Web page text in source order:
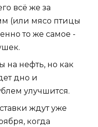
всё же за
(или мясо птицы
то же самое -
на нефть, но как
дно и
улучшится.
ждут уже
когда